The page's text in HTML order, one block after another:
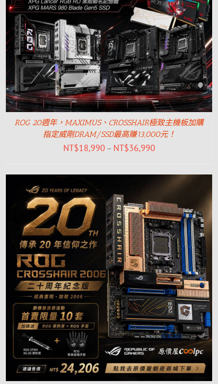
ROG 20週年，MAXIMUS、CROSSHAIR極致主機板加購
指定威剛DRAM/SSD最高賺13,000元！
NT$18,990 – NT$36,990